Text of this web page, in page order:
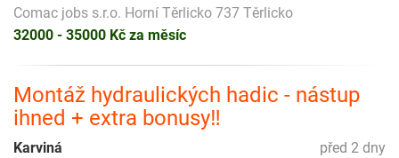
Comac jobs s.r.o. Horní Těrlicko 737 Těrlicko
32000 - 35000 Kč za měsíc
Montáž hydraulických hadic - nástup
ihned + extra bonusy‼️
před 2 dny
Karviná